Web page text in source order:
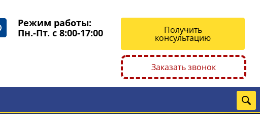
Режим работы:
Пн.-Пт. с 8:00-17:00
Получить
консультацию
Заказать звонок